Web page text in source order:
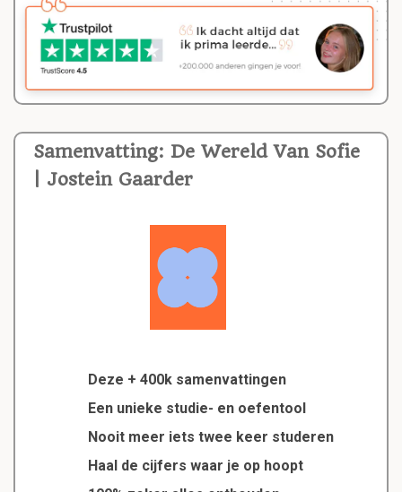
Samenvatting: De Wereld Van Sofie
| Jostein Gaarder
Deze + 400k samenvattingen
Een unieke studie- en oefentool
Nooit meer iets twee keer studeren
Haal de cijfers waar je op hoopt